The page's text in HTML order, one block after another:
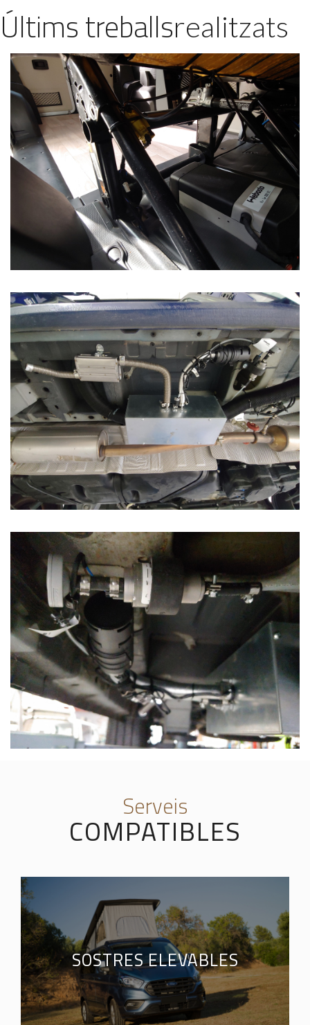
Últims treballsrealitzats
Serveis
COMPATIBLES
SOSTRES ELEVABLES